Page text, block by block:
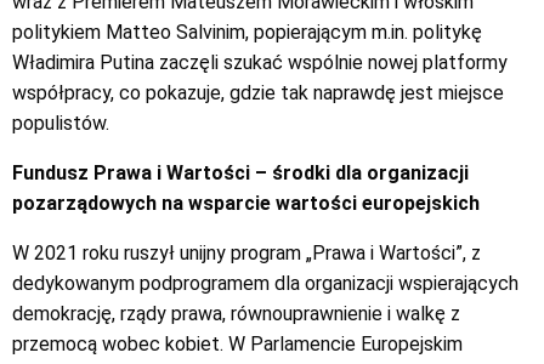
politykiem Matteo Salvinim, popierającym m.in. politykę
Władimira Putina zaczęli szukać wspólnie nowej platformy
współpracy, co pokazuje, gdzie tak naprawdę jest miejsce
populistów.
Fundusz Prawa i Wartości – środki dla organizacji
pozarządowych na wsparcie wartości europejskich
W 2021 roku ruszył unijny program „Prawa i Wartości”, z
dedykowanym podprogramem dla organizacji wspierających
demokrację, rządy prawa, równouprawnienie i walkę z
przemocą wobec kobiet. W Parlamencie Europejskim